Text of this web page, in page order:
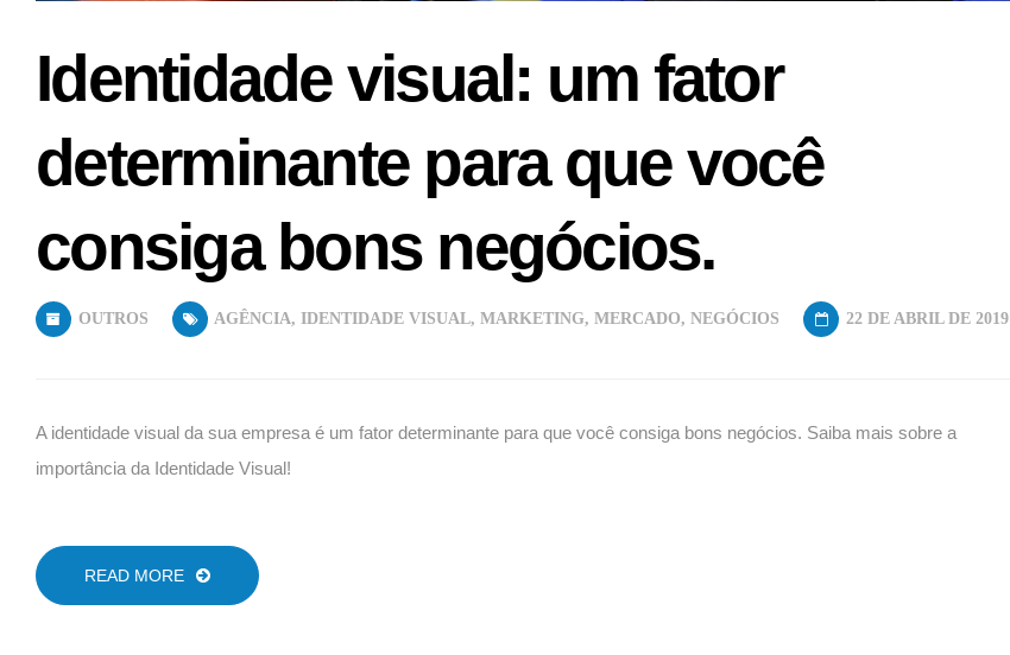
Identidade visual: um fator
determinante para que você
consiga bons negócios.
OUTROS AGÊNCIA, IDENTIDADE VISUAL, MARKETING, MERCADO, NEGÓCIOS 22 DE ABRIL DE 2019
A identidade visual da sua empresa é um fator determinante para que você consiga bons negócios. Saiba mais sobre a
importância da Identidade Visual!
READ MORE